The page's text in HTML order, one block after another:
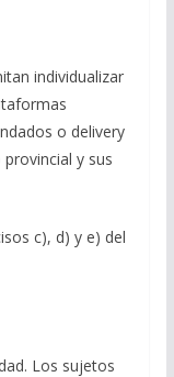
individualizar
o delivery
y sus
c), d) y e) del
Los sujetos